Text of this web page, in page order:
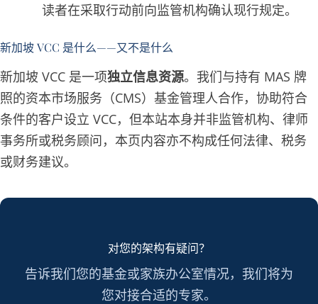
读者在采取行动前向监管机构确认现行规定。
新加坡 VCC 是什么——又不是什么
新加坡 VCC 是一项独立信息资源。我们与持有 MAS 牌
照的资本市场服务（CMS）基金管理人合作，协助符合
条件的客户设立 VCC，但本站本身并非监管机构、律师
事务所或税务顾问，本页内容亦不构成任何法律、税务
或财务建议。
对您的架构有疑问？
告诉我们您的基金或家族办公室情况，我们将为
您对接合适的专家。